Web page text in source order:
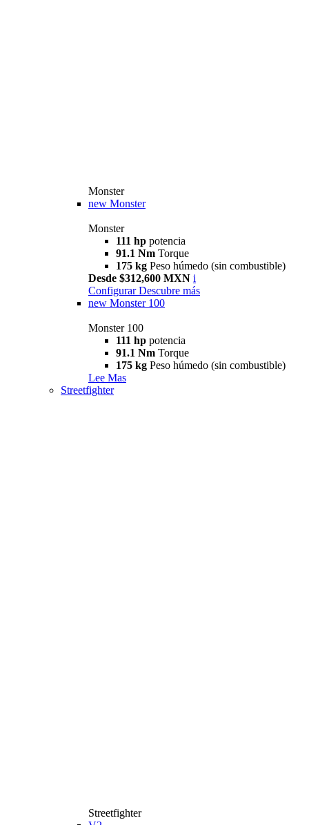
Monster
new Monster
Monster
111 hp potencia
91.1 Nm Torque
175 kg Peso húmedo (sin combustible)
Desde $312,600 MXN i
Configurar Descubre más
new Monster 100
Monster 100
111 hp potencia
91.1 Nm Torque
175 kg Peso húmedo (sin combustible)
Lee Mas
Streetfighter
Streetfighter